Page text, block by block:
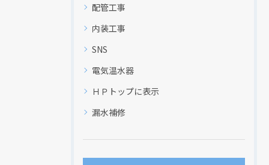
配管工事
内装工事
SNS
電気温水器
ＨＰトップに表示
漏水補修
現在、新聞に入っている折込チラシです。
現在、新聞に入っている折込チラシです。